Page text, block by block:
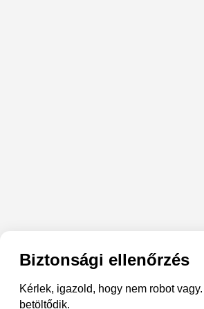
Biztonsági ellenőrzés
Kérlek, igazold, hogy nem robot
betöltődik.